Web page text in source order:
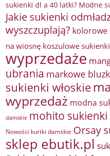
sukienki dl a 40 latki? Modne
Jakie sukienki
wyszczuplają? kolorowe
na wiosnę koszulowe sukienki
wyprzedaże
ubrania markowe
sukienki włoskie
wyprzedaż modna
damskie mohito
Nowości kurtki damskie Orsay
sklep ebutik.pl